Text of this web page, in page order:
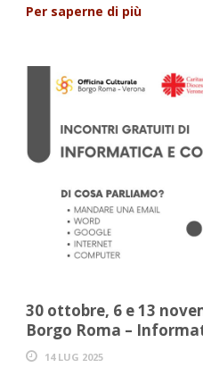
Per saperne di più
30 ottobre, 6 e 13
Borgo Roma –
14 LUG 2025